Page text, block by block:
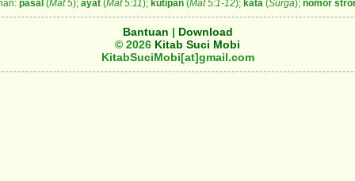
pasal (Mat 5); ayat(Mat 5:11); kutipan(Mat 5:1-12); kata(Surga); nomor
Bantuan | Download
© 2026 Kitab Suci Mobi
KitabSuciMobi[at]gmail.com